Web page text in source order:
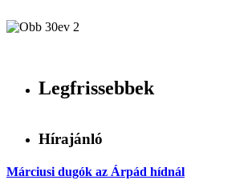
Legfrissebbek
Hírajánló
Márciusi dugók az Árpád hídnál